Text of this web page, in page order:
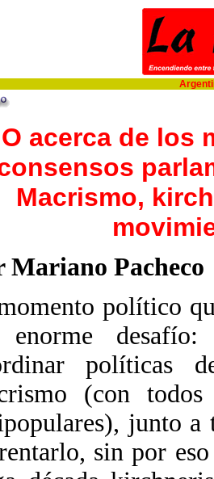
O acerca de los
Macrismo,
Mariano Pacheco
político
políticas
(con
junto a
sin por